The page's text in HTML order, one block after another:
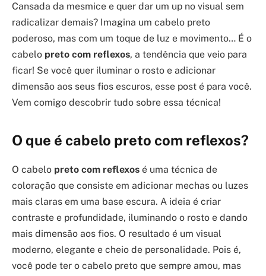
Cansada da mesmice e quer dar um up no visual sem
radicalizar demais? Imagina um cabelo preto
poderoso, mas com um toque de luz e movimento… É o
cabelo preto com reflexos, a tendência que veio para
ficar! Se você quer iluminar o rosto e adicionar
dimensão aos seus fios escuros, esse post é para você.
Vem comigo descobrir tudo sobre essa técnica!
O que é cabelo preto com reflexos?
O cabelo preto com reflexos é uma técnica de
coloração que consiste em adicionar mechas ou luzes
mais claras em uma base escura. A ideia é criar
contraste e profundidade, iluminando o rosto e dando
mais dimensão aos fios. O resultado é um visual
moderno, elegante e cheio de personalidade. Pois é,
você pode ter o cabelo preto que sempre amou, mas